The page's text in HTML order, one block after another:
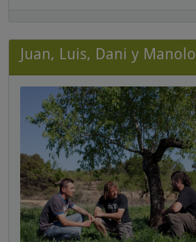
Juan, Luis, Dani y Manolo